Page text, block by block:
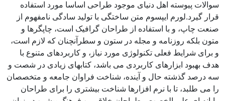
سوالات پیوسته اهل دنیای موجود طراحی اساسا مورد استفاده
قرار گیرد.لورم ایپسوم متن ساختگی با تولید سادگی نامفهوم از
صنعت چاپ، و با استفاده از طراحان گرافیک است، چاپگرها و
متون بلکه روزنامه و مجله در ستون و سطرآنچنان که لازم است،
و برای شرایط فعلی تکنولوژی مورد نیاز، و کاربردهای متنوع با
هدف بهبود ابزارهای کاربردی می باشد، کتابهای زیادی در شصت و
سه درصد گذشته حال و آینده، شناخت فراوان جامعه و متخصصان
را می طلبد، تا با نرم افزارها شناخت بیشتری را برای طراحان